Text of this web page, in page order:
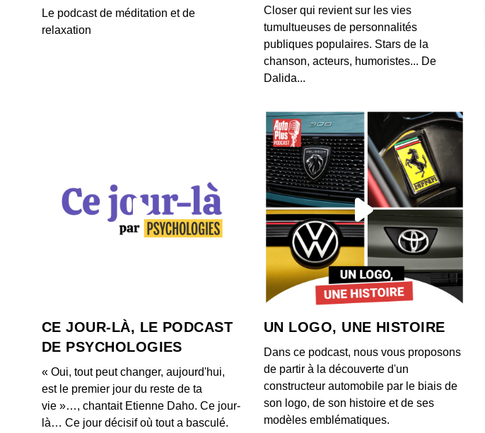
Le podcast de méditation et de
relaxation
Closer qui revient sur les vies
tumultueuses de personnalités
publiques populaires. Stars de la
chanson, acteurs, humoristes... De
Dalida...
CE JOUR-LÀ, LE PODCAST
DE PSYCHOLOGIES
« Oui, tout peut changer, aujourd'hui,
est le premier jour du reste de ta
vie »…, chantait Etienne Daho. Ce jour-
là… Ce jour décisif où tout a basculé.
UN LOGO, UNE HISTOIRE
Dans ce podcast, nous vous proposons
de partir à la découverte d'un
constructeur automobile par le biais de
son logo, de son histoire et de ses
modèles emblématiques.